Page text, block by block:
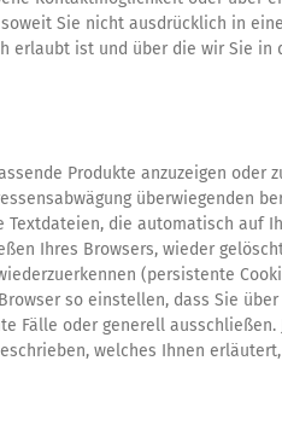
Sie nicht ausdrücklich in
erlaubt ist und über die wir Sie in
Produkte anzuzeigen oder
überwiegenden
Textdateien, die automatisch auf
Ihres Browsers, wieder
(persistente
so einstellen, dass Sie über
Fälle oder generell ausschließen.
welches Ihnen